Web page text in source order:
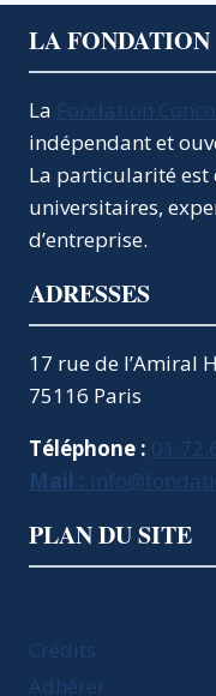
:
EN
?
LA FONDATION
La Fondation
indépendant et
La particularité
universitaires,
d’entreprise.
ADRESSES
17 rue de l’Amiral
75116 Paris
Téléphone :
Mail :
PLAN DU SITE
Crédits
Adhérer